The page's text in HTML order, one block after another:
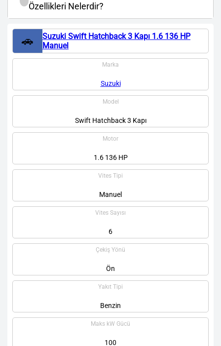
Özellikleri Nelerdir?
🚗
Suzuki Swift Hatchback 3 Kapı 1.6 136 HP
Manuel
Marka
Suzuki
Model
Swift Hatchback 3 Kapı
Motor
1.6 136 HP
Vites Tipi
Manuel
Vites Sayısı
6
Çekiş Yönü
Ön
Yakıt Tipi
Benzin
Maks kW Gücü
100